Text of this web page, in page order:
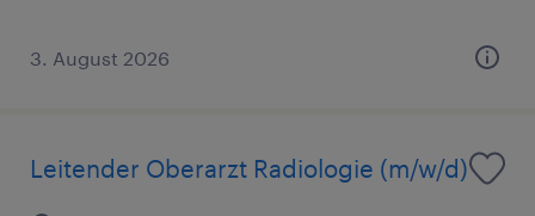
3. August 2026
Leitender Oberarzt Radiologie (m/w/d)